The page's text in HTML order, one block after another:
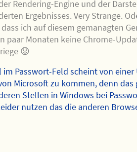
Rendering-Engine und der
Ergebnisses. Very Strange.
ich auf diesem gemanagten
paar Monaten keine Chrome-
😟
im Passwort-Feld scheint von einer
Microsoft zu kommen, denn das
Stellen in Windows bei
nutzen das die anderen